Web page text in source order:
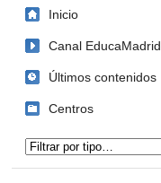
Inicio
Canal EducaMadrid
Últimos contenidos
Centros